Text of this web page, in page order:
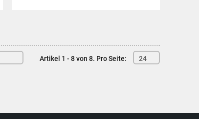
Artikel 1 - 8 von 8. Pro Seite: 24